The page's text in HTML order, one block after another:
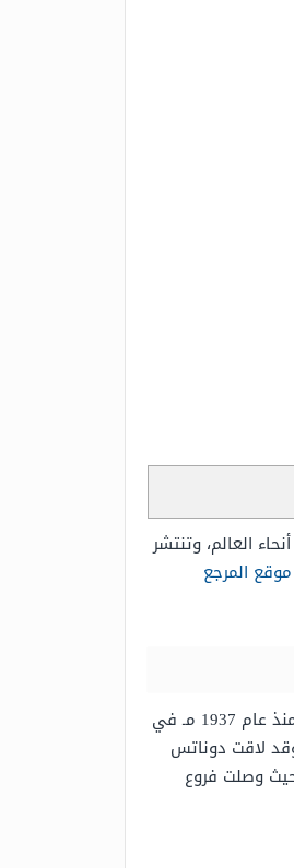
العالم، وتنتشر
موقع المرجع
إنّ كرسبي كريم هي سلسلة محلات شهيرة مُتخصصة في تقديم الدوناتس بكافة أنواعها، والقهوة الساخنة والباردة بجميع أنواعها، وقد تأسست منذ عام 1937 مـ في
وقد لاقت دوناتس
وصلت فروع